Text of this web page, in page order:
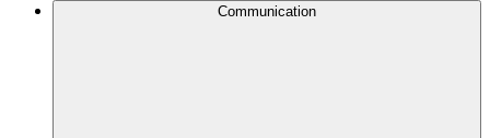
Communication